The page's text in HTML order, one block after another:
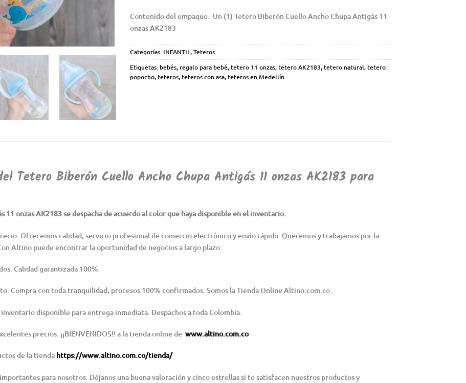
Contenido del empaque: Un (1) Tetero Biberón Cuello Ancho Chupa Antigás 11
onzas AK2183
Categorías: INFANTIL,Teteros
Etiquetas: bebés, regalo para bebé,tetero 11 onzas,tetero AK2183,tetero natural,tetero
popocho,teteros,teteros con asa,teteros en Medellín
Tetero Biberón Cuello Ancho Chupa Antigás 11 onzas AK2183 para
11 onzas AK2183 se despacha de acuerdo al color que haya disponible en el inventario.
Ofrecemos calidad, servicio profesional de comercio electrónico y envío rápido. Queremos y trabajamos por la
Altino puede encontrar la oportunidad de negocios a largo plazo.
Calidad garantizada 100%
Compra con toda tranquilidad, procesos 100% confirmados. Somos la Tienda Online Altino.com.co
disponible para entrega inmediata. Despachos a toda Colombia.
precios. ¡¡BIENVENIDOS!! a la tienda online de www.altino.com.co
de la tienda https://www.altino.com.co/tienda/
para nosotros. Déjanos una buena valoración y cinco estrellas si te satisfacen nuestros productos y